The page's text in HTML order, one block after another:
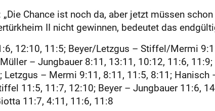
Chance ist noch da, aber jetzt müssen
II nicht gewinnen, bedeutet das
12:10, 11:5; Beyer/Letzgus – Stiffel/Mermi
– Jungbauer 8:11, 13:11, 10:12, 11:6,
– Mermi 9:11, 8:11, 11:5, 8:11; Hanisch
11:5, 11:7, 12:10; Beyer – Jungbauer 11:6,
11:7, 4:11, 11:6, 11:8